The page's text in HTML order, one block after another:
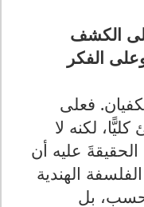
الكشف
الفكر
فعلى
لكنه لا
عليه أن
الهندية
بل